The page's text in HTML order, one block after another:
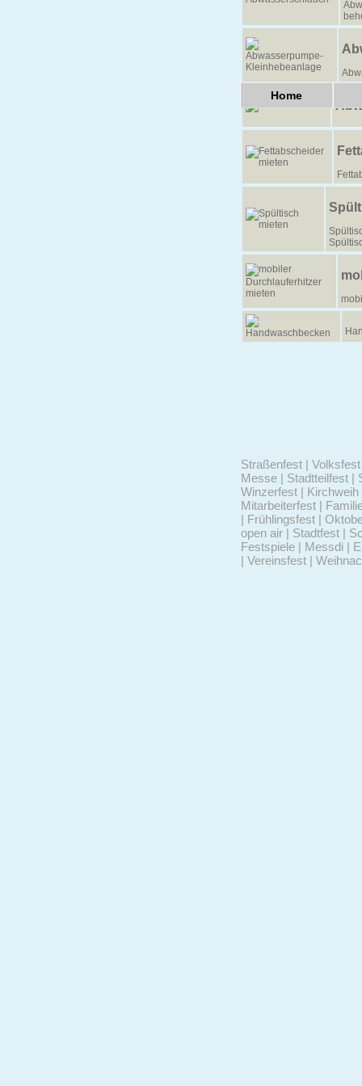
Home
Straßenfest |
Messe | Stadtteilfest |
Winzerfest |
Mitarbeiterfest |
| Frühlingsfest |
open air | Stadtfest |
Festspiele | Messdi |
| Vereinsfest |